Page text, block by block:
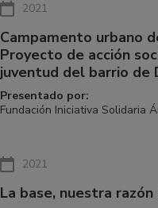
2021
Campamento urbano
Proyecto de acción
juventud del barrio de
Presentado por:
Fundación Iniciativa Solidaria
2021
La base, nuestra